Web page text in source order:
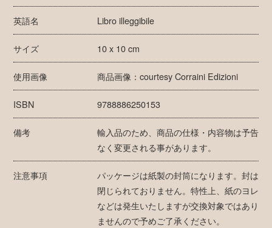
英語名 Libro illeggibile
サイズ 10 x 10 cm
使用画像 商品画像：courtesy Corraini Edizioni
ISBN 9788886250153
備考
輸入品のため、商品の仕様・内容物は予告
なく変更される事があります。
注意事項
パッケージは紙製の封筒になります。封は
閉じられておりません。特性上、紙のヨレ
などは発生いたしますが交換対象ではあり
ませんので予めご了承ください。